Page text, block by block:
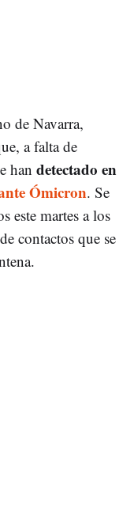
de Navarra,
a falta de
han detectado en
Ómicron. Se
este martes a los
contactos que se